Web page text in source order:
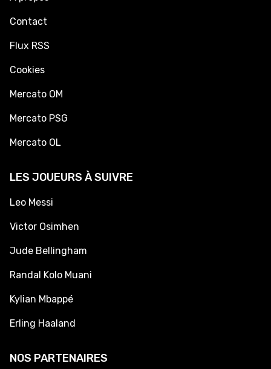
Contact
Flux RSS
Cookies
Mercato OM
Mercato PSG
Mercato OL
LES JOUEURS À SUIVRE
Leo Messi
Victor Osimhen
Jude Bellingham
Randal Kolo Muani
Kylian Mbappé
Erling Haaland
NOS PARTENAIRES